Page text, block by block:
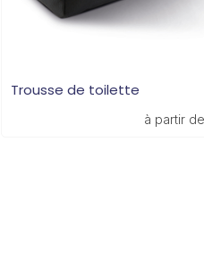
Trousse de toilette
à partir de